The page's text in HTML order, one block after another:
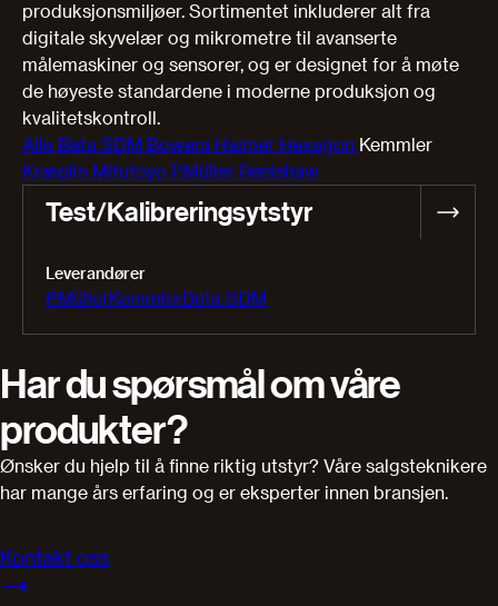
produksjonsmiljøer. Sortimentet inkluderer alt fra
digitale skyvelær og mikrometre til avanserte
målemaskiner og sensorer, og er designet for å møte
de høyeste standardene i moderne produksjon og
kvalitetskontroll.
Alle Beta SDM Bowers Haimer Hexagon Kemmler
Kræplin Mitutoyo P.Müller Renishaw
Test/Kalibreringsytstyr
Leverandører
P.MüllerKemmlerBeta SDM
Har du spørsmål om våre
produkter?
Ønsker du hjelp til å finne riktig utstyr? Våre salgsteknikere
har mange års erfaring og er eksperter innen bransjen.
Kontakt oss